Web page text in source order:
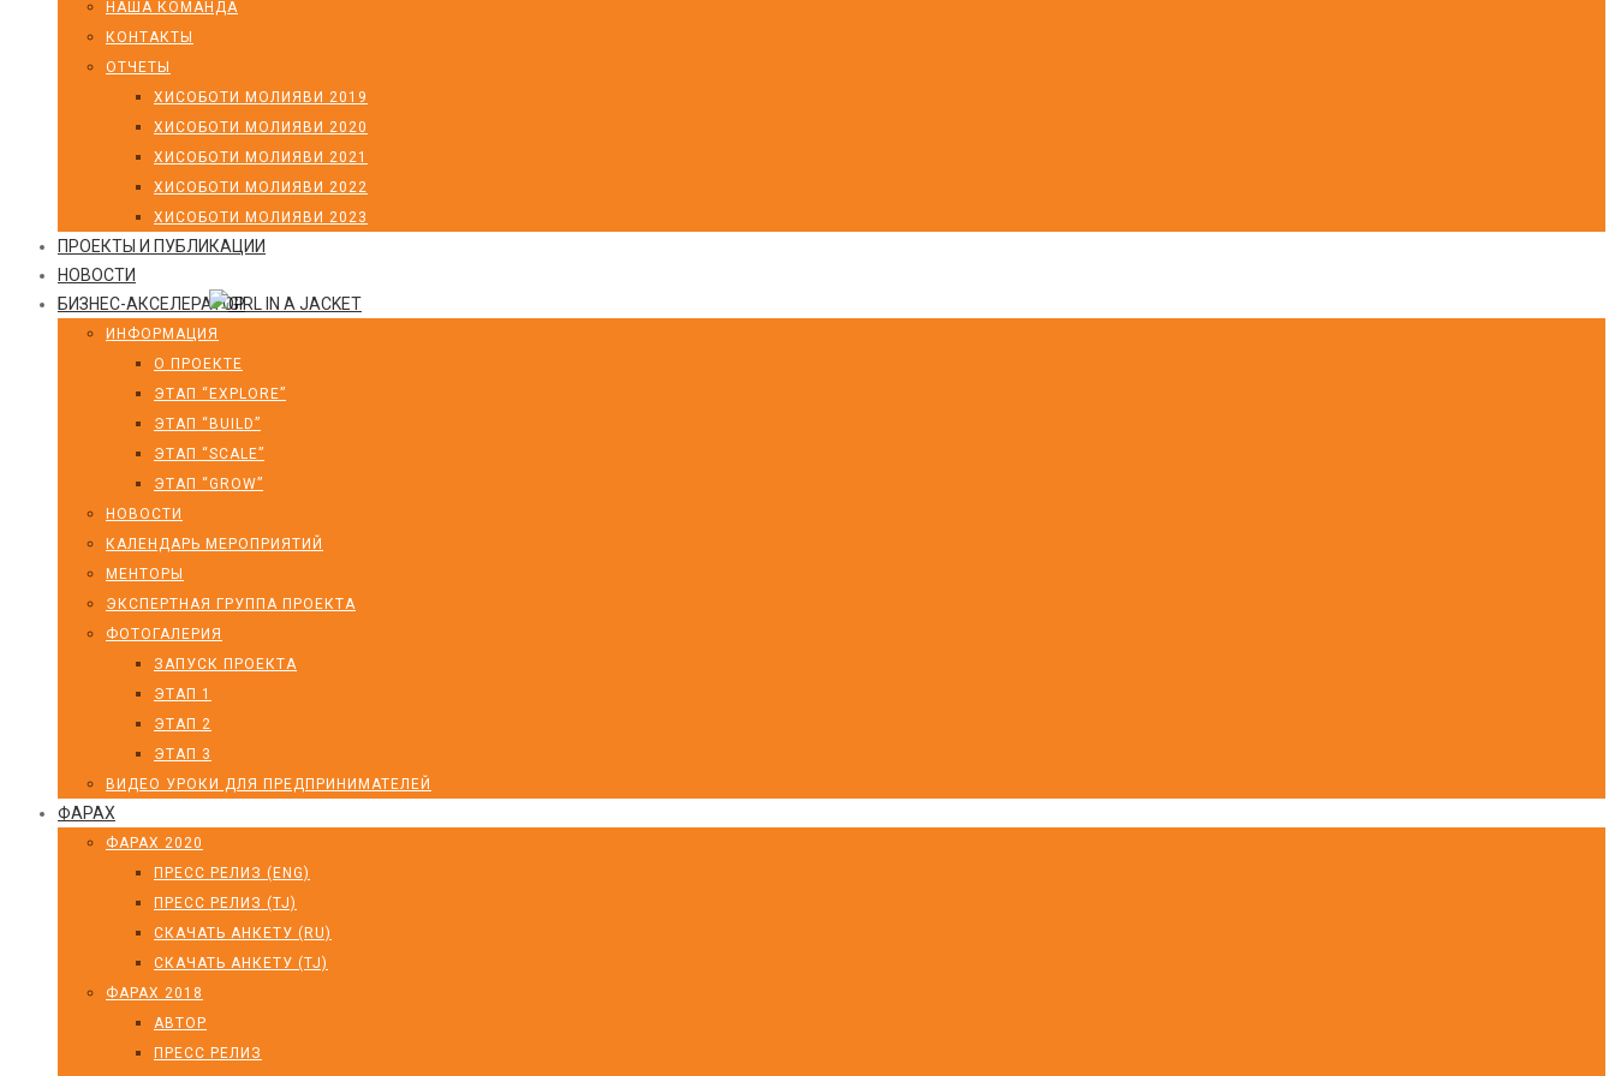
НАША КОМАНДА
КОНТАКТЫ
ОТЧЕТЫ
ХИСОБОТИ МОЛИЯВИ 2019
ХИСОБОТИ МОЛИЯВИ 2020
ХИСОБОТИ МОЛИЯВИ 2021
ХИСОБОТИ МОЛИЯВИ 2022
ХИСОБОТИ МОЛИЯВИ 2023
ПРОЕКТЫ И ПУБЛИКАЦИИ
НОВОСТИ
БИЗНЕС-АКСЕЛЕРАТОР
ИНФОРМАЦИЯ
О ПРОЕКТЕ
ЭТАП “EXPLORE”
ЭТАП “BUILD”
ЭТАП “SCALE”
ЭТАП “GROW”
НОВОСТИ
КАЛЕНДАРЬ МЕРОПРИЯТИЙ
МЕНТОРЫ
ЭКСПЕРТНАЯ ГРУППА ПРОЕКТА
ФОТОГАЛЕРИЯ
ЗАПУСК ПРОЕКТА
ЭТАП 1
ЭТАП 2
ЭТАП 3
ВИДЕО УРОКИ ДЛЯ ПРЕДПРИНИМАТЕЛЕЙ
ФАРАХ
ФАРАХ 2020
ПРЕСС РЕЛИЗ (ENG)
ПРЕСС РЕЛИЗ (TJ)
СКАЧАТЬ АНКЕТУ (RU)
СКАЧАТЬ АНКЕТУ (TJ)
ФАРАХ 2018
АВТОР
ПРЕСС РЕЛИЗ